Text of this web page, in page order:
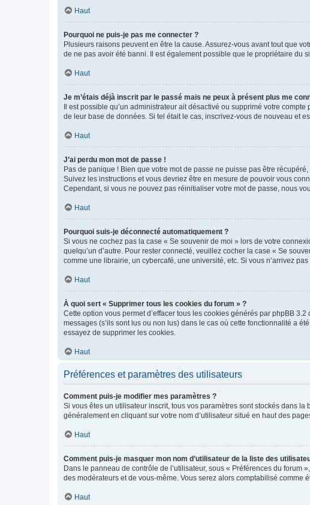
Haut
Pourquoi ne puis-je pas me connecter ?
Plusieurs raisons peuvent en être la cause. Assurez-vous avant tout que
de ne pas avoir été banni. Il est également possible que le propriétaire du
Haut
Je m’étais déjà inscrit par le passé mais ne peux à présent plus me
Il est possible qu’un administrateur ait désactivé ou supprimé votre
de leur base de données. Si tel était le cas, inscrivez-vous de nouveau et
Haut
J’ai perdu mon mot de passe !
Pas de panique ! Bien que votre mot de passe ne puisse pas être
Suivez les instructions et vous devriez être en mesure de pouvoir vous
Cependant, si vous ne pouvez pas réinitialiser votre mot de passe, nous
Haut
Pourquoi suis-je déconnecté automatiquement ?
Si vous ne cochez pas la case « Se souvenir de moi » lors de votre
quelqu’un d’autre. Pour rester connecté, veuillez cocher la case « Se
comme une librairie, un cybercafé, une université, etc. Si vous n’arrivez
Haut
À quoi sert « Supprimer tous les cookies du forum » ?
Cette option vous permet d’effacer tous les cookies générés par phpBB
messages (s’ils sont lus ou non lus) dans le cas où cette fonctionnalité a
essayez de supprimer les cookies.
Haut
Préférences et paramètres des utilisateurs
Comment puis-je modifier mes paramètres ?
Si vous êtes un utilisateur inscrit, tous vos paramètres sont stockés dans
généralement en cliquant sur votre nom d’utilisateur situé en haut des
Haut
Comment puis-je masquer mon nom d’utilisateur de la liste des
Dans le panneau de contrôle de l’utilisateur, sous « Préférences du forum
des modérateurs et de vous-même. Vous serez alors comptabilisé comme
Haut